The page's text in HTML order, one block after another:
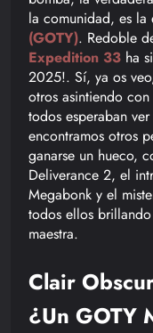
la comunidad, es la
(GOTY). Redoble
Expedition 33 ha
2025!. Sí, ya os
otros asintiendo
todos esperaban
encontramos otros
ganarse un hueco,
Deliverance 2, el
Megabonk y el
todos ellos
maestra.
Clair
¿Un GOTY